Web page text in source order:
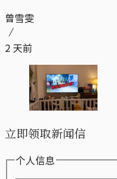
曾雪雯
2 天前
立即领取新闻信
个人信息